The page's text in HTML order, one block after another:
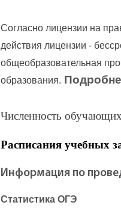
Согласно лицензии на
действия лицензии -
общеобразовательная
образования.
Численность
Расписания учебных
Информация по
Статистика ОГЭ